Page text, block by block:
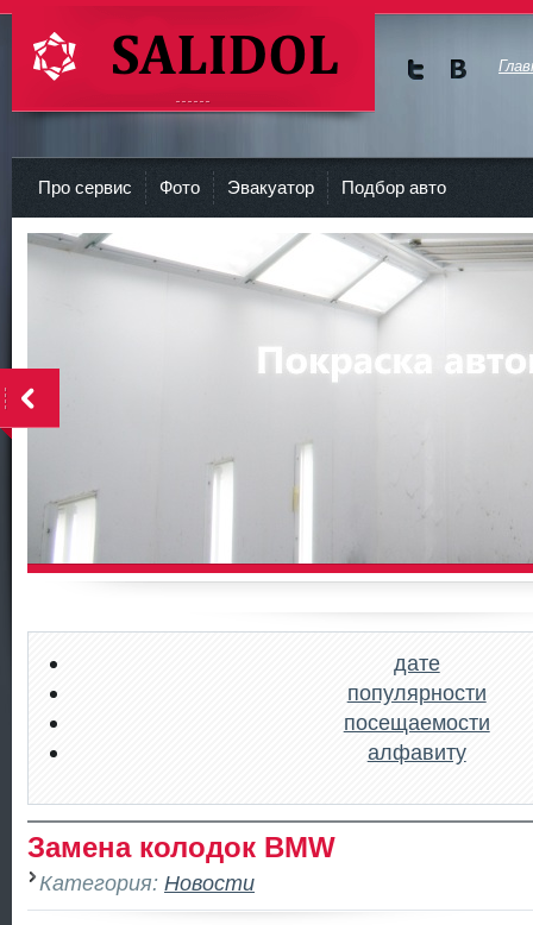
СТО Салидол | salidol в СПб и ЛО
Про сервис Фото Эвакуатор Подбор авто
дате
популярности
посещаемости
алфавиту
Замена колодок BMW
Категория: Новости